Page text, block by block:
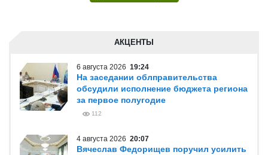
АКЦЕНТЫ
6 августа 2026 19:24
На заседании облправительства
обсудили исполнение бюджета региона
за первое полугодие
112
4 августа 2026 20:07
Вячеслав Федорищев поручил усилить